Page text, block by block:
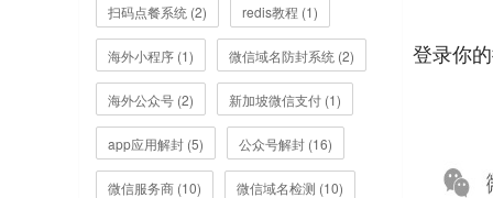
扫码点餐系统 (2) redis教程 (1)
海外小程序 (1) 微信域名防封系统 (2)
海外公众号 (2) 新加坡微信支付 (1)
app应用解封 (5) 公众号解封 (16)
微信服务商 (10) 微信域名检测 (10)
登录你